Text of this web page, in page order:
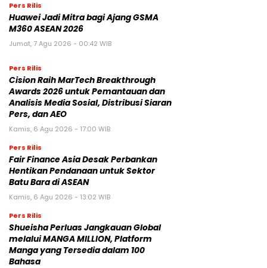
Pers Rilis
Huawei Jadi Mitra bagi Ajang GSMA
M360 ASEAN 2026
Jumat, 7 Agu 2026 - 00:42 WIB
Pers Rilis
Cision Raih MarTech Breakthrough
Awards 2026 untuk Pemantauan dan
Analisis Media Sosial, Distribusi Siaran
Pers, dan AEO
Kamis, 6 Agu 2026 - 17:00 WIB
Pers Rilis
Fair Finance Asia Desak Perbankan
Hentikan Pendanaan untuk Sektor
Batu Bara di ASEAN
Kamis, 6 Agu 2026 - 13:02 WIB
Pers Rilis
Shueisha Perluas Jangkauan Global
melalui MANGA MILLION, Platform
Manga yang Tersedia dalam 100
Bahasa